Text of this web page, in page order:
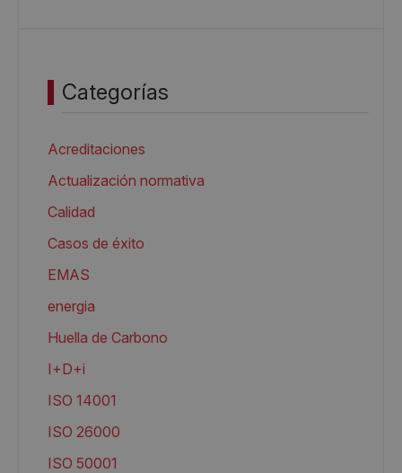
Categorías
Acreditaciones
Actualización normativa
Calidad
Casos de éxito
EMAS
energia
Huella de Carbono
I+D+i
ISO 14001
ISO 26000
ISO 50001